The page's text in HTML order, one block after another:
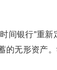
间银行”重
的无形资产